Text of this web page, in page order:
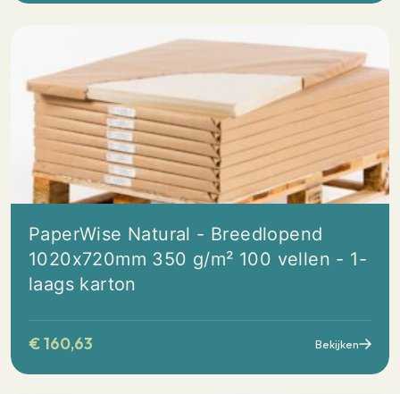
PaperWise Natural - Breedlopend
1020x720mm 350 g/m² 100 vellen - 1-
laags karton
€160,63 Bekijken